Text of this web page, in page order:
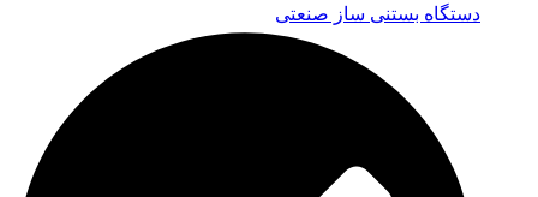
دستگاه بستنی ساز صنعتی